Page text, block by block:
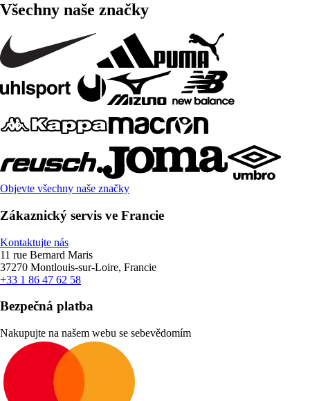
Všechny naše značky
Objevte všechny naše značky
Zákaznický servis ve Francie
Kontaktujte nás
11 rue Bernard Maris
37270 Montlouis-sur-Loire, Francie
+33 1 86 47 62 58
Bezpečná platba
Nakupujte na našem webu se sebevědomím